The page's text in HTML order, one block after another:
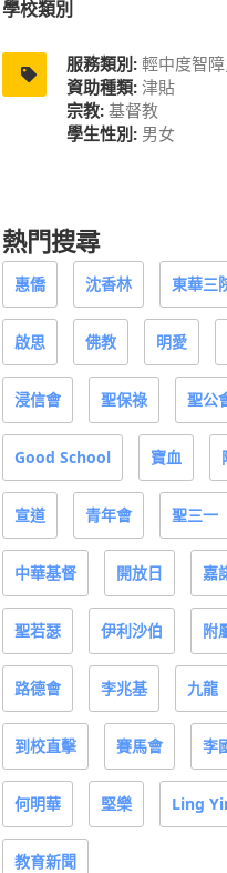
學校類別
服務類別: 輕中度智
資助種類: 津貼
宗教: 基督教
學生性別: 男女
熱門搜尋
惠僑 沈香林 東華三
啟思 佛教 明愛
浸信會 聖保祿 聖公
Good School 寶血
宣道 青年會 聖三一
中華基督 開放日 嘉
聖若瑟 伊利沙伯 附
路德會 李兆基 九龍
到校直擊 賽馬會 李
何明華 堅樂 Ling
教育新聞